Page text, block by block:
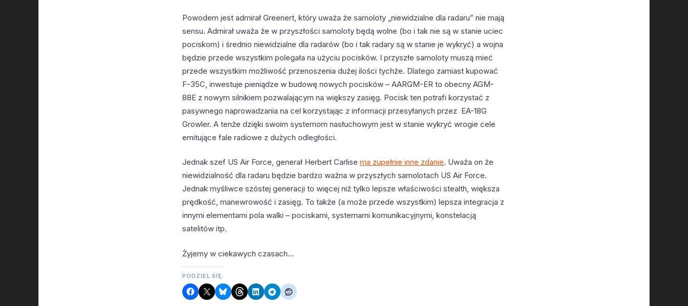
Powodem jest admirał Greenert, który uważa że samoloty „niewidzialne dla radaru” nie mają
sensu. Admirał uważa że w przyszłości samoloty będą wolne (bo i tak nie są w stanie uciec
pociskom) i średnio niewidzialne dla radarów (bo i tak radary są w stanie je wykryć) a wojna
będzie przede wszystkim polegała na użyciu pocisków. I przyszłe samoloty muszą mieć
przede wszystkim możliwość przenoszenia dużej ilości tychże. Dlatego zamiast kupować
F-35C, inwestuje pieniądze w budowę nowych pocisków – AARGM-ER to obecny AGM-
88E z nowym silnikiem pozwalającym na większy zasięg. Pocisk ten potrafi korzystać z
pasywnego naprowadzania na cel korzystając z informacji przesyłanych przez EA-18G
Growler. A tenże dzięki swoim systemom nasłuchowym jest w stanie wykryć wrogie cele
emitujące fale radiowe z dużych odległości.
Jednak szef US Air Force, generał Herbert Carlisema zupełnie inne zdanie. Uważa on że
niewidzialność dla radaru będzie bardzo ważna w przyszłych samolotach US Air Force.
Jednak myśliwce szóstej generacji to więcej niż tylko lepsze właściwości stealth, większa
prędkość, manewrowość i zasięg. To także (a może przede wszystkim) lepsza integracja z
innymi elementami pola walki – pociskami, systemami komunikacyjnymi, konstelacją
satelitów itp.
Żyjemy w ciekawych czasach…
PODZIEL SIĘ: